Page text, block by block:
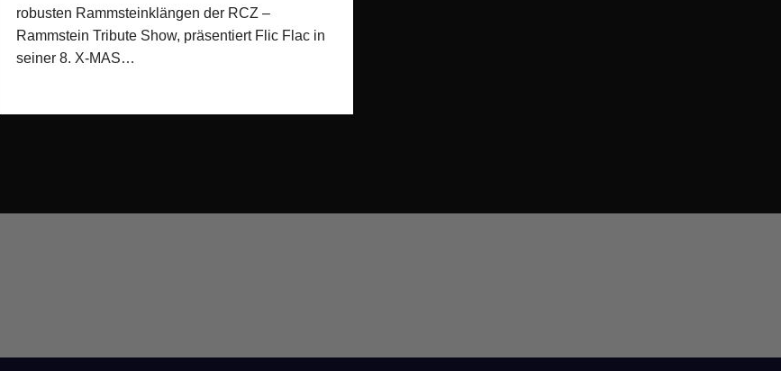
robusten Rammsteinklängen der RCZ –
Rammstein Tribute Show, präsentiert Flic Flac in
seiner 8. X-MAS…